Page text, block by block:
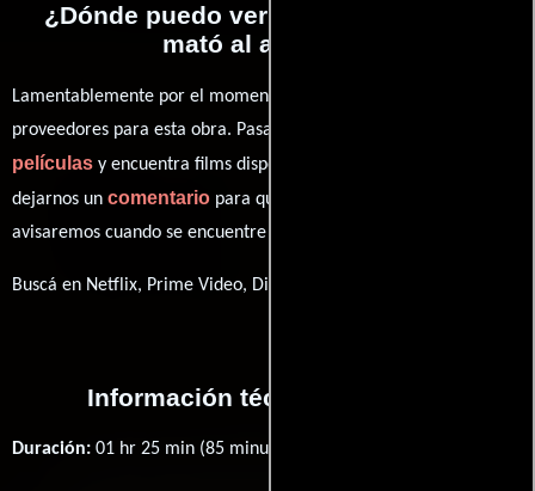
¿Dónde puedo ver la películas Quién
mató al abuelo??
Lamentablemente por el momento no contamos con enlaces a
proveedores para esta obra. Pasa por nuestro catálogo de
películas y encuentra films disponibles. También puedes
dejarnos un comentario para que le demos prioridad y te
avisaremos cuando se encuentre disponible
Buscá en Netflix, Prime Video, Disney+
Información técnica y general
Duración: 01 hr 25 min (85 minutos) .